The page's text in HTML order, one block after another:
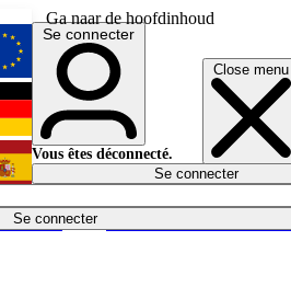
Ga naar de hoofdinhoud
Close menu
Se connecter
Économie
English
Deutsch
Español
Se connecter
Vous êtes déconnecté.
Se connecter